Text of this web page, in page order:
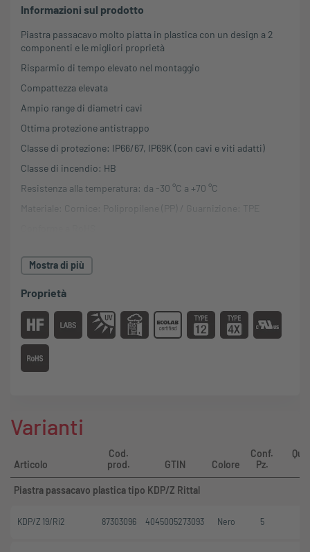
Informazioni sul prodotto
Piastra passacavo molto piatta in plastica con un design a 2
componenti e le migliori proprietà
Risparmio di tempo elevato nel montaggio
Compattezza elevata
Ampio range di diametri cavi
Ottima protezione antistrappo
Classe di protezione: IP66/67, IP69K (con cavi e viti adatti)
Classe di incendio: HB
Resistenza alla temperatura: da -30 °C a +70 °C
Materiale: Cornice: Polipropilene (PP) / Guarnizione: TPE
Made in Germany
Si adatta ai tagli standard dei connettori industriali
Montaggio tramite Clips o viti M5 possibili
Mostra di più
Proprietà
Varianti
Articolo
Cod.
prod.
GTIN Colore
Conf.
Pz.
Piastra passacavo plastica tipo KDP/Z Rittal
KDP/Z 19/Ri2 87303096 4045005273093 Nero 5